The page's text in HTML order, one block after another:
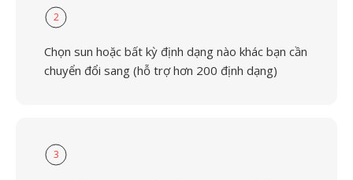
2
Chọn sun hoặc bất kỳ định dạng nào khác bạn cần
chuyển đổi sang (hỗ trợ hơn 200 định dạng)
3